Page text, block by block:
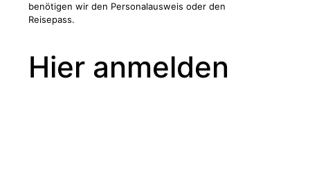
benötigen wir den Personalausweis oder den
Reisepass.
Hier anmelden